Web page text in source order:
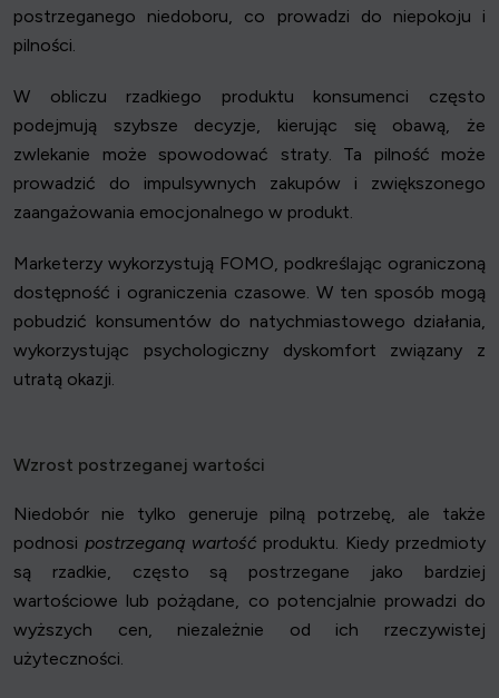
postrzeganego niedoboru, co prowadzi do niepokoju i
pilności.
W obliczu rzadkiego produktu konsumenci często
podejmują szybsze decyzje, kierując się obawą, że
zwlekanie może spowodować straty. Ta pilność może
prowadzić do impulsywnych zakupów i zwiększonego
zaangażowania emocjonalnego w produkt.
Marketerzy wykorzystują FOMO, podkreślając ograniczoną
dostępność i ograniczenia czasowe. W ten sposób mogą
pobudzić konsumentów do natychmiastowego działania,
wykorzystując psychologiczny dyskomfort związany z
utratą okazji.
Wzrost postrzeganej wartości
Niedobór nie tylko generuje pilną potrzebę, ale także
podnosi postrzeganą wartość produktu. Kiedy przedmioty
są rzadkie, często są postrzegane jako bardziej
wartościowe lub pożądane, co potencjalnie prowadzi do
wyższych cen, niezależnie od ich rzeczywistej
użyteczności.